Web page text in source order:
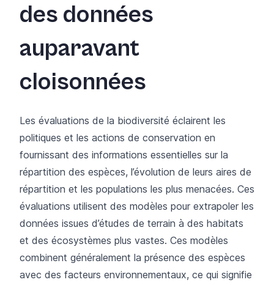
des données
auparavant
cloisonnées
Les évaluations de la biodiversité éclairent les
politiques et les actions de conservation en
fournissant des informations essentielles sur la
répartition des espèces, l’évolution de leurs aires de
répartition et les populations les plus menacées. Ces
évaluations utilisent des modèles pour extrapoler les
données issues d’études de terrain à des habitats
et des écosystèmes plus vastes. Ces modèles
combinent généralement la présence des espèces
avec des facteurs environnementaux, ce qui signifie